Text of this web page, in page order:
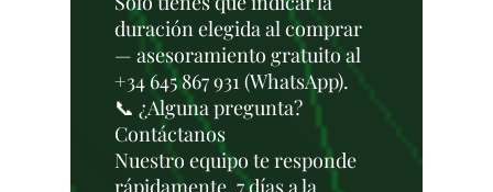
duración elegida al comprar
— asesoramiento gratuito al
+34 645 867 931 (WhatsApp).
📞 ¿Alguna pregunta?
Contáctanos
Nuestro equipo te responde
rápidamente, 7 días a la